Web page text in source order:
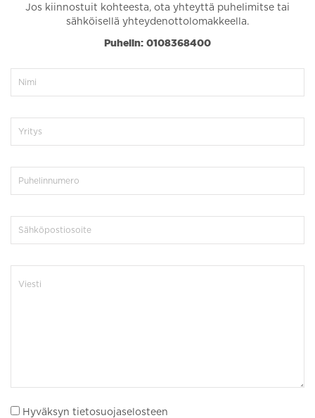
Jos kiinnostuit kohteesta, ota yhteyttä puhelimitse tai
sähköisellä yhteydenottolomakkeella.
Puhelin: 0108368400
Hyväksyn tietosuojaselosteen